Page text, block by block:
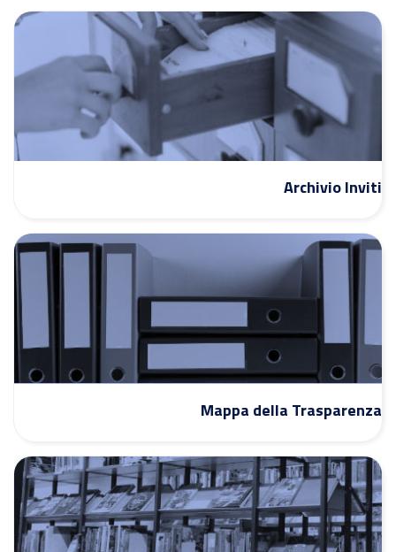
Archivio Inviti
Mappa della Trasparenza